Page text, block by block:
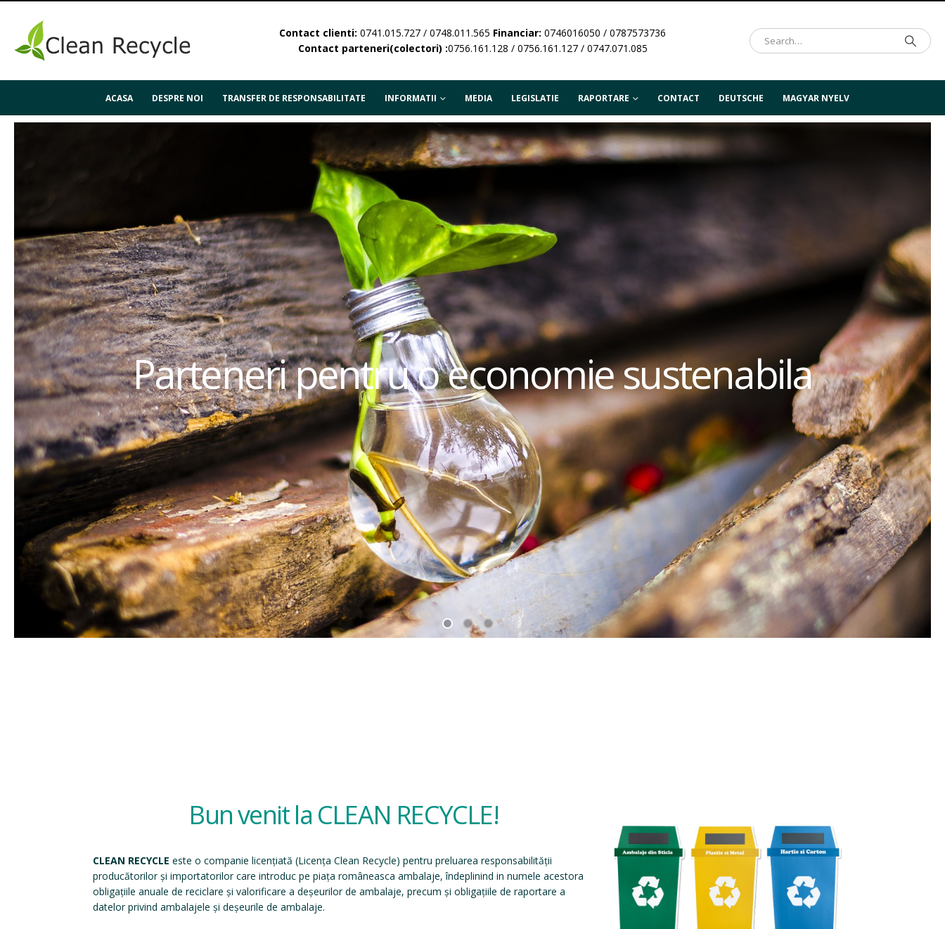
Contact clienti: 0741.015.727 / 0748.011.565 Financiar: 0746016050 / 0787573736
Contact parteneri(colectori) :0756.161.128 / 0756.161.127 / 0747.071.085
ACASA DESPRE NOI TRANSFER DE RESPONSABILITATE INFORMATII MEDIA LEGISLATIE RAPORTARE CONTACT DEUTSCHE MAGYAR NYELV
Parteneri pentru o economie sustenabila
Bun venit la CLEAN RECYCLE!
CLEAN RECYCLE este o companie licențiată (Licența Clean Recycle) pentru preluarea responsabilității
producătorilor și importatorilor care introduc pe piața româneasca ambalaje, îndeplinind in numele acestora
obligațiile anuale de reciclare și valorificare a deșeurilor de ambalaje, precum și obligațiile de raportare a
datelor privind ambalajele și deșeurile de ambalaje.